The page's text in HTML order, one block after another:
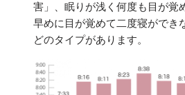
害」、眠りが浅く何度も目が覚
早めに目が覚めて二度寝ができ
どのタイプがあります。